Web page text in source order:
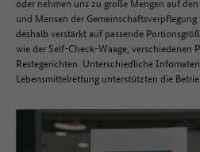
und Mensen der
deshalb verstärkt auf passende
wie der Self-Check-Waage, verschiedenen
Restegerichten. Unterschiedliche
Lebensmittelrettung unterstützten die